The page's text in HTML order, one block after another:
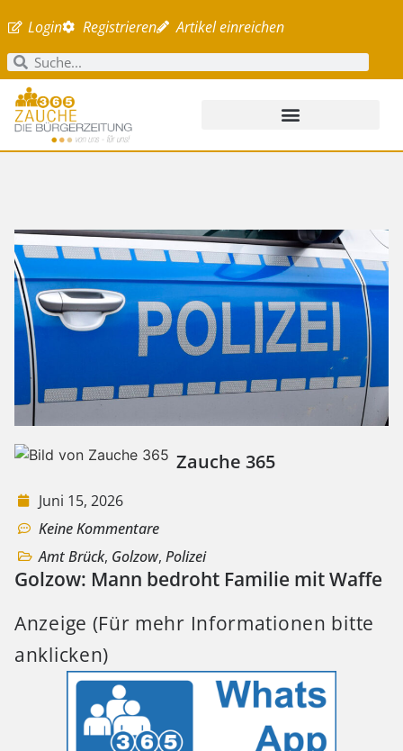
Login Registrieren Artikel einreichen
Zauche 365
Juni 15, 2026
Keine Kommentare
Amt Brück, Golzow, Polizei
Golzow: Mann bedroht Familie mit Waffe
Anzeige (Für mehr Informationen bitte
anklicken)